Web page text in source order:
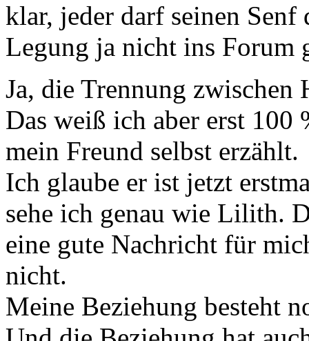
klar, jeder darf seinen Senf
Legung ja nicht ins Forum
Ja, die Trennung
Das weiß ich aber erst 100
mein Freund selbst erzählt.
Ich glaube er ist jetzt
sehe ich genau wie Lilith.
eine gute Nachricht für
nicht.
Meine Beziehung besteht